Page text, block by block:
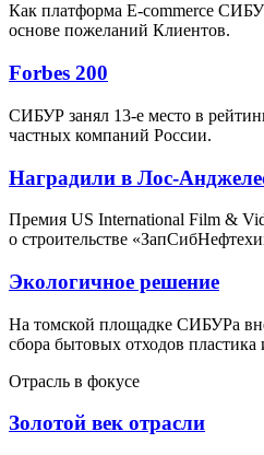
Как платформа E-commerce
основе пожеланий Клиентов.
Forbes 200
СИБУР занял 13-е место в
частных компаний России.
Наградили в Лос-
Премия US International Film &
о строительстве
Экологичное решение
На томской площадке СИБУРа
сбора бытовых отходов пластика
Отрасль в фокусе
Золотой век отрасли